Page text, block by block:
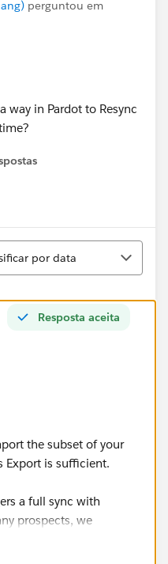
perguntou em
way in Pardot to Resync
por data
Resposta aceita
the subset of your
Export is sufficient.
a full sync with
prospects, we
outside of business